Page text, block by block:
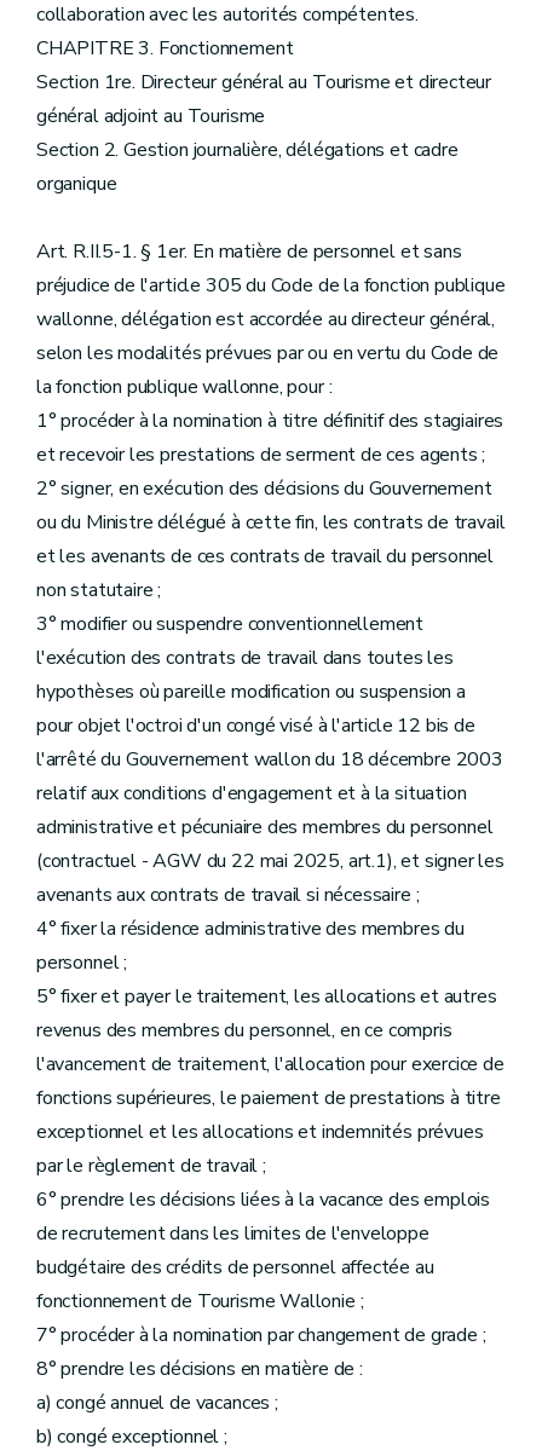
collaboration avec les autorités compétentes.
CHAPITRE 3. Fonctionnement
Section 1re. Directeur général au Tourisme et directeur
général adjoint au Tourisme
Section 2. Gestion journalière, délégations et cadre
organique
Art. R.II.5-1. § 1er. En matière de personnel et sans
préjudice de l'article 305 du Code de la fonction publique
wallonne, délégation est accordée au directeur général,
selon les modalités prévues par ou en vertu du Code de
la fonction publique wallonne, pour :
1° procéder à la nomination à titre définitif des stagiaires
et recevoir les prestations de serment de ces agents ;
2° signer, en exécution des décisions du Gouvernement
ou du Ministre délégué à cette fin, les contrats de travail
et les avenants de ces contrats de travail du personnel
non statutaire ;
3° modifier ou suspendre conventionnellement
l'exécution des contrats de travail dans toutes les
hypothèses où pareille modification ou suspension a
pour objet l'octroi d'un congé visé à l'article 12 bis de
l'arrêté du Gouvernement wallon du 18 décembre 2003
relatif aux conditions d'engagement et à la situation
administrative et pécuniaire des membres du personnel
(contractuel - AGW du 22 mai 2025, art.1), et signer les
avenants aux contrats de travail si nécessaire ;
4° fixer la résidence administrative des membres du
personnel ;
5° fixer et payer le traitement, les allocations et autres
revenus des membres du personnel, en ce compris
l'avancement de traitement, l'allocation pour exercice de
fonctions supérieures, le paiement de prestations à titre
exceptionnel et les allocations et indemnités prévues
par le règlement de travail ;
6° prendre les décisions liées à la vacance des emplois
de recrutement dans les limites de l'enveloppe
budgétaire des crédits de personnel affectée au
fonctionnement de Tourisme Wallonie ;
7° procéder à la nomination par changement de grade ;
8° prendre les décisions en matière de :
a) congé annuel de vacances ;
b) congé exceptionnel ;